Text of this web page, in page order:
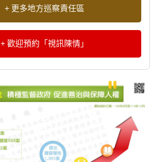
+ 更多地方巡察責任區
+ 歡迎預約「視訊陳情」